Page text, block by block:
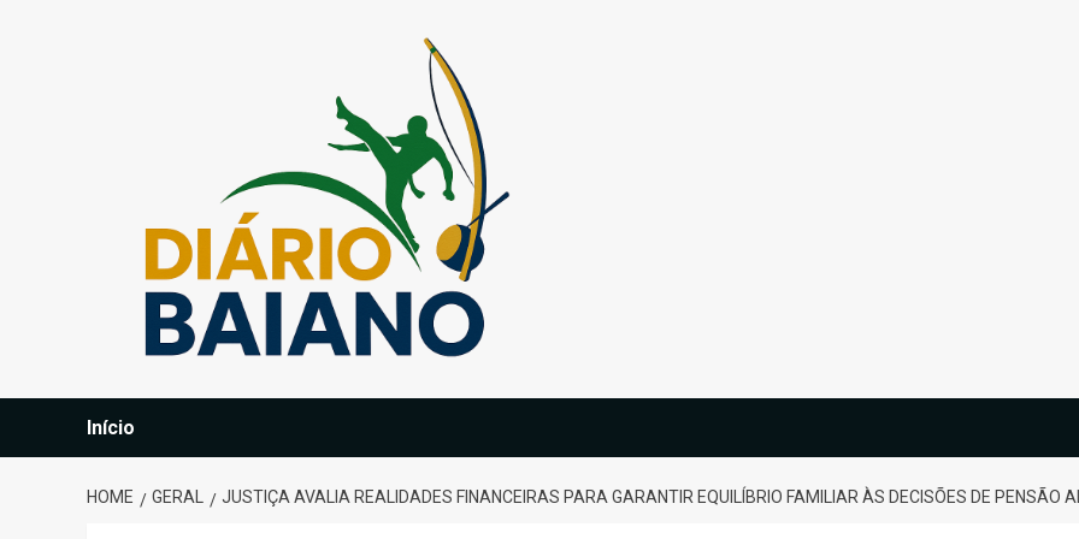
Início
HOME GERAL JUSTIÇA AVALIA REALIDADES FINANCEIRAS PARA GARANTIR EQUILÍBRIO FAMILIAR ÀS DECISÕES DE PENSÃO